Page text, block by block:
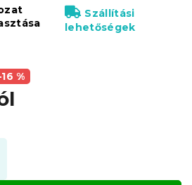
%
Szállítási
lehetőségek